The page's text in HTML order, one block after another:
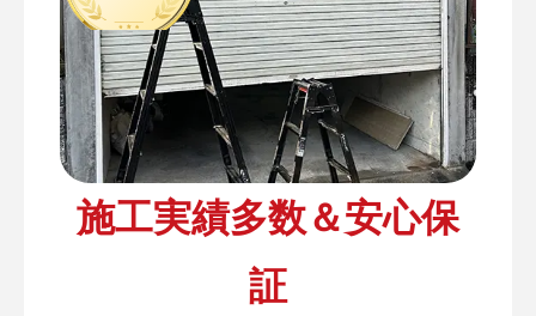
施工実績多数＆安心保
証